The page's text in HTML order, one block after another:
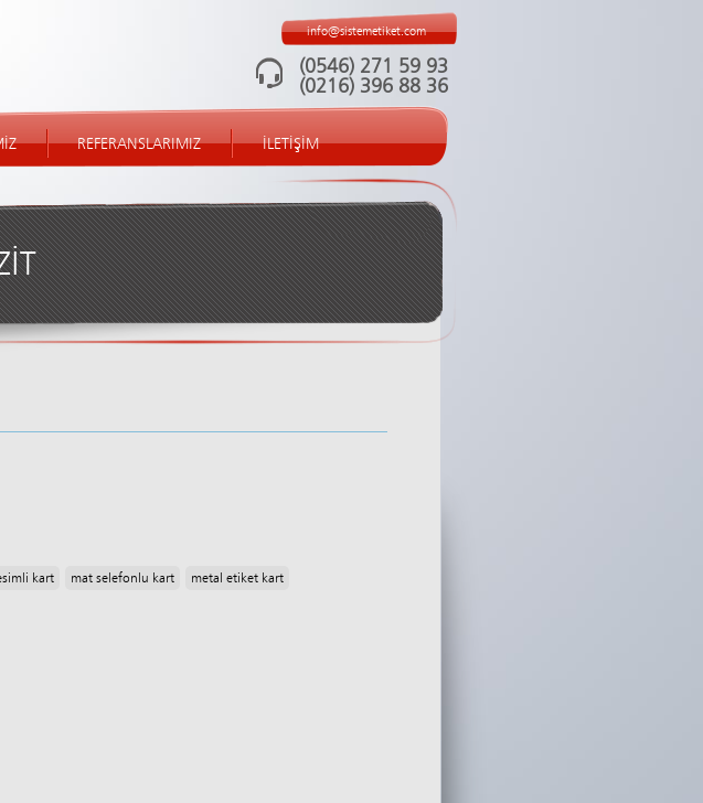
info@sistemetiket.com
(0546) 271 59 93
(0216) 396 88 36
REFERANSLARIMIZ İLETİŞİM
kart mat selefonlu kart metal etiket kart